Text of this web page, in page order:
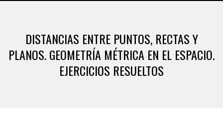
DISTANCIAS ENTRE PUNTOS, RECTAS Y
PLANOS. GEOMETRÍA MÉTRICA EN EL ESPACIO.
EJERCICIOS RESUELTOS